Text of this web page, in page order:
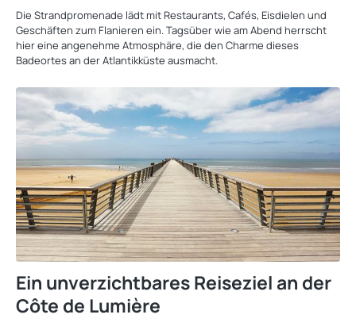
Die Strandpromenade lädt mit Restaurants, Cafés, Eisdielen und
Geschäften zum Flanieren ein. Tagsüber wie am Abend herrscht
hier eine angenehme Atmosphäre, die den Charme dieses
Badeortes an der Atlantikküste ausmacht.
Ein unverzichtbares Reiseziel an der
Côte de Lumière